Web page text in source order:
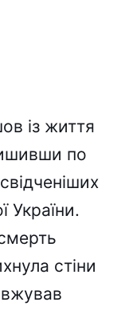
із життя
по
України.
стіни